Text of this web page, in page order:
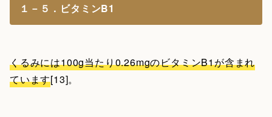
１－５．ビタミンB1
くるみには100g当たり0.26mgのビタミンB1が含まれ
ています[13]。